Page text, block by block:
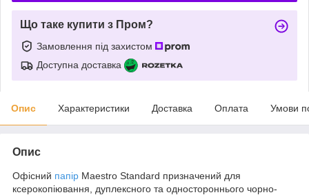
Що таке купити з Пром?
Замовлення під захистом
Доступна доставка
Опис Характеристики Доставка Оплата Умови
Опис
Офісний папір Maestro Standard призначений для
ксерокопіювання, дуплексного та одностороннього чорно-